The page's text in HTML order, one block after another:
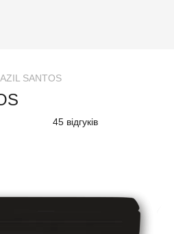
SANTOS
45 відгуків